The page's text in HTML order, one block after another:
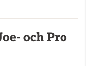
och Pro